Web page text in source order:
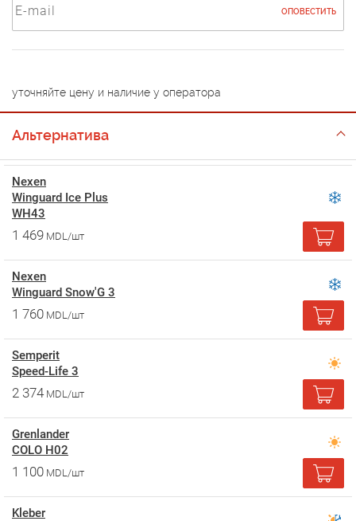
ОПОВЕСТИТЬ
уточняйте цену и наличие у оператора
Альтернатива
Nexen
Winguard Ice Plus
WH43
1 469 MDL/шт
Nexen
Winguard Snow'G 3
1 760 MDL/шт
Semperit
Speed-Life 3
2 374 MDL/шт
Grenlander
COLO H02
1 100 MDL/шт
Kleber